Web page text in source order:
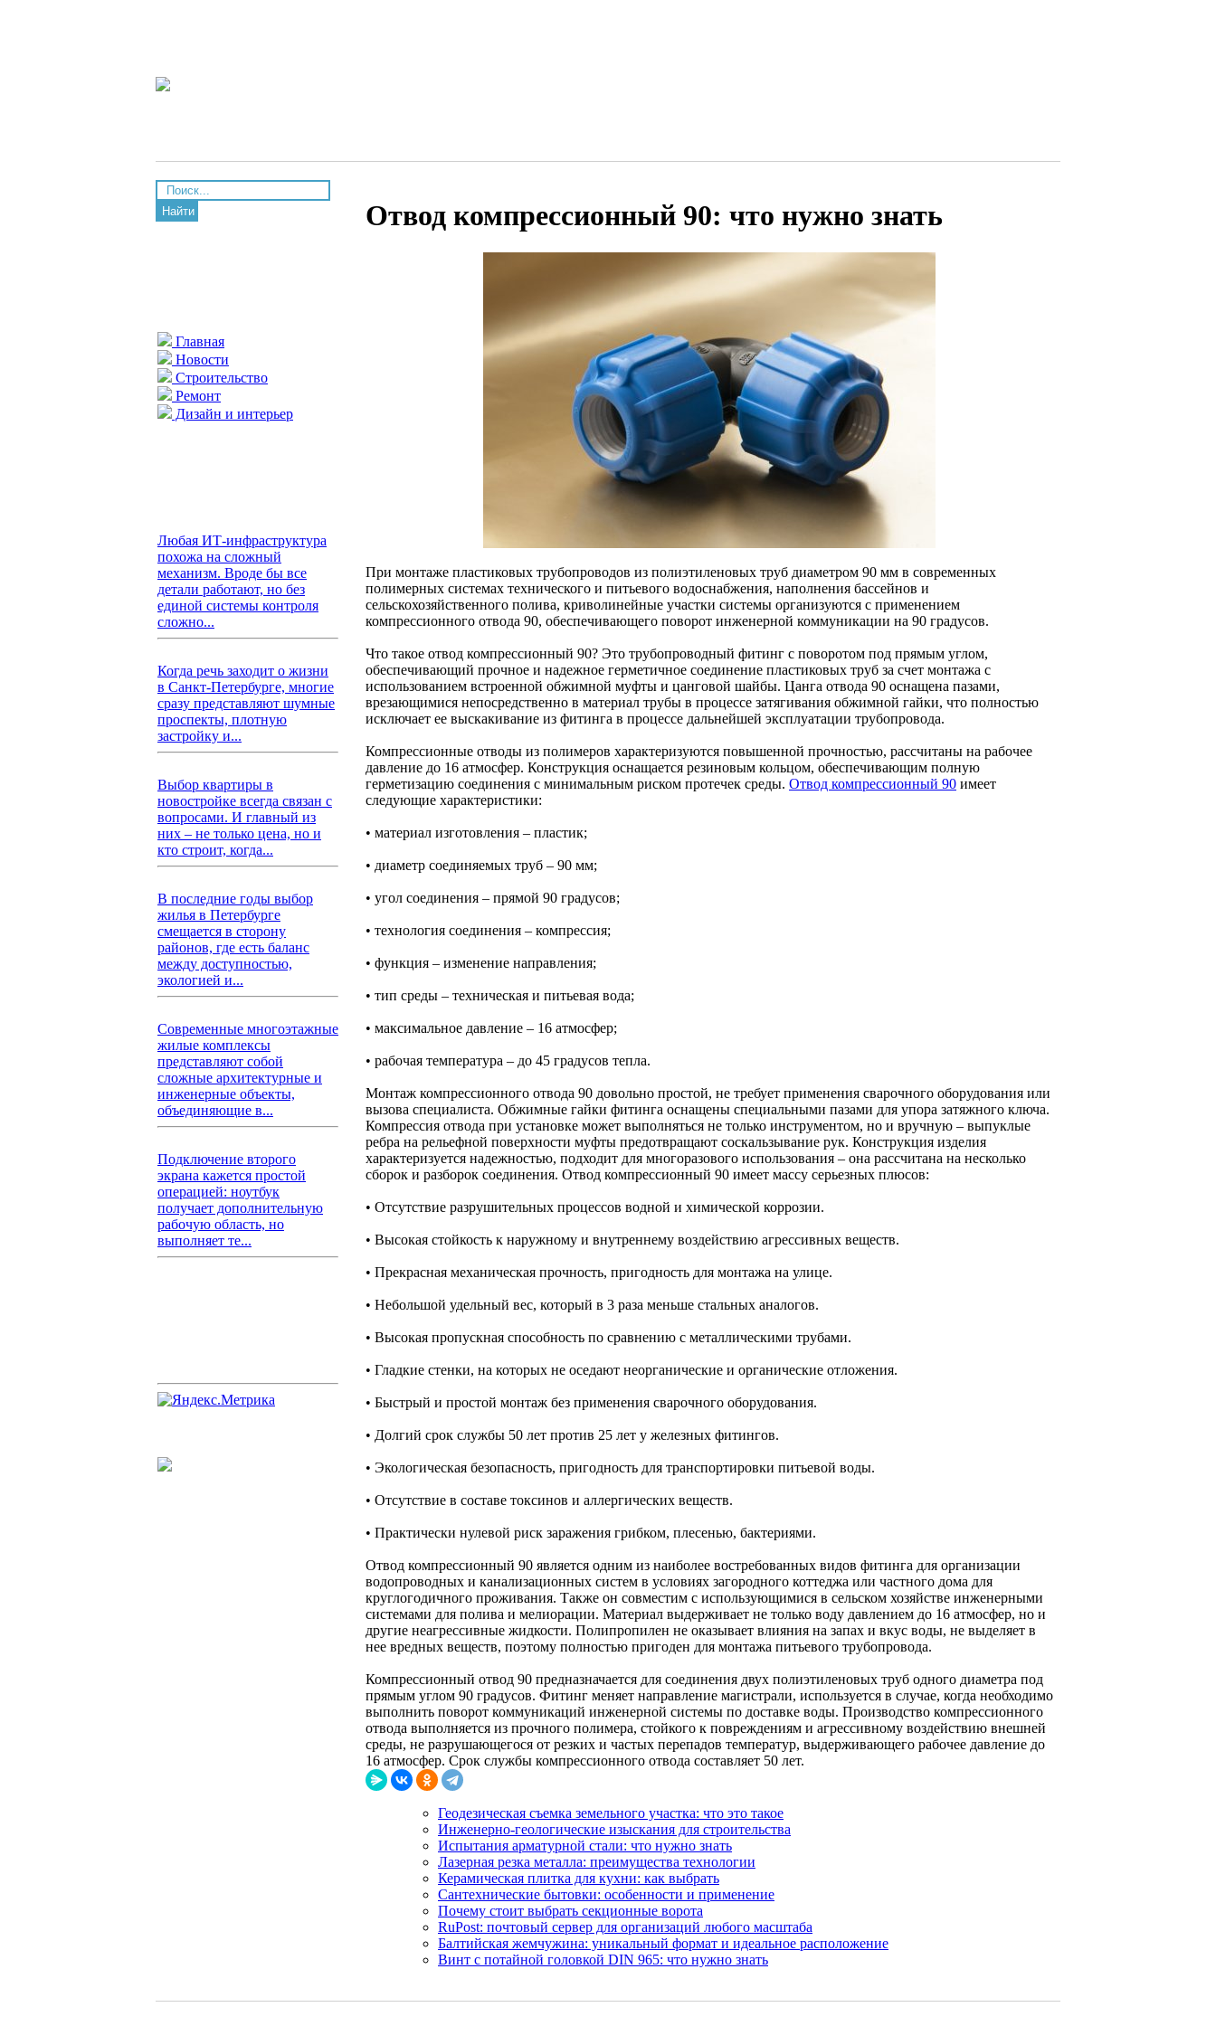
Найти
Главная
Новости
Строительство
Ремонт
Дизайн и интерьер
Любая ИТ-инфраструктура
похожа на сложный
механизм. Вроде бы все
детали работают, но без
единой системы контроля
сложно...
Когда речь заходит о жизни
в Санкт-Петербурге, многие
сразу представляют шумные
проспекты, плотную
застройку и...
Выбор квартиры в
новостройке всегда связан с
вопросами. И главный из
них – не только цена, но и
кто строит, когда...
В последние годы выбор
жилья в Петербурге
смещается в сторону
районов, где есть баланс
между доступностью,
экологией и...
Современные многоэтажные
жилые комплексы
представляют собой
сложные архитектурные и
инженерные объекты,
объединяющие в...
Подключение второго
экрана кажется простой
операцией: ноутбук
получает дополнительную
рабочую область, но
выполняет те...
Отвод компрессионный 90: что нужно знать
При монтаже пластиковых трубопроводов из полиэтиленовых труб диаметром 90 мм в современных
полимерных системах технического и питьевого водоснабжения, наполнения бассейнов и
сельскохозяйственного полива, криволинейные участки системы организуются с применением
компрессионного отвода 90, обеспечивающего поворот инженерной коммуникации на 90 градусов.
Что такое отвод компрессионный 90? Это трубопроводный фитинг с поворотом под прямым углом,
обеспечивающий прочное и надежное герметичное соединение пластиковых труб за счет монтажа с
использованием встроенной обжимной муфты и цанговой шайбы. Цанга отвода 90 оснащена пазами,
врезающимися непосредственно в материал трубы в процессе затягивания обжимной гайки, что полностью
исключает ее выскакивание из фитинга в процессе дальнейшей эксплуатации трубопровода.
Компрессионные отводы из полимеров характеризуются повышенной прочностью, рассчитаны на рабочее
давление до 16 атмосфер. Конструкция оснащается резиновым кольцом, обеспечивающим полную
герметизацию соединения с минимальным риском протечек среды. Отвод компрессионный 90 имеет
следующие характеристики:
• материал изготовления – пластик;
• диаметр соединяемых труб – 90 мм;
• угол соединения – прямой 90 градусов;
• технология соединения – компрессия;
• функция – изменение направления;
• тип среды – техническая и питьевая вода;
• максимальное давление – 16 атмосфер;
• рабочая температура – до 45 градусов тепла.
Монтаж компрессионного отвода 90 довольно простой, не требует применения сварочного оборудования или
вызова специалиста. Обжимные гайки фитинга оснащены специальными пазами для упора затяжного ключа.
Компрессия отвода при установке может выполняться не только инструментом, но и вручную – выпуклые
ребра на рельефной поверхности муфты предотвращают соскальзывание рук. Конструкция изделия
характеризуется надежностью, подходит для многоразового использования – она рассчитана на несколько
сборок и разборок соединения. Отвод компрессионный 90 имеет массу серьезных плюсов:
• Отсутствие разрушительных процессов водной и химической коррозии.
• Высокая стойкость к наружному и внутреннему воздействию агрессивных веществ.
• Прекрасная механическая прочность, пригодность для монтажа на улице.
• Небольшой удельный вес, который в 3 раза меньше стальных аналогов.
• Высокая пропускная способность по сравнению с металлическими трубами.
• Гладкие стенки, на которых не оседают неорганические и органические отложения.
• Быстрый и простой монтаж без применения сварочного оборудования.
• Долгий срок службы 50 лет против 25 лет у железных фитингов.
• Экологическая безопасность, пригодность для транспортировки питьевой воды.
• Отсутствие в составе токсинов и аллергических веществ.
• Практически нулевой риск заражения грибком, плесенью, бактериями.
Отвод компрессионный 90 является одним из наиболее востребованных видов фитинга для организации
водопроводных и канализационных систем в условиях загородного коттеджа или частного дома для
круглогодичного проживания. Также он совместим с использующимися в сельском хозяйстве инженерными
системами для полива и мелиорации. Материал выдерживает не только воду давлением до 16 атмосфер, но и
другие неагрессивные жидкости. Полипропилен не оказывает влияния на запах и вкус воды, не выделяет в
нее вредных веществ, поэтому полностью пригоден для монтажа питьевого трубопровода.
Компрессионный отвод 90 предназначается для соединения двух полиэтиленовых труб одного диаметра под
прямым углом 90 градусов. Фитинг меняет направление магистрали, используется в случае, когда необходимо
выполнить поворот коммуникаций инженерной системы по доставке воды. Производство компрессионного
отвода выполняется из прочного полимера, стойкого к повреждениям и агрессивному воздействию внешней
среды, не разрушающегося от резких и частых перепадов температур, выдерживающего рабочее давление до
16 атмосфер. Срок службы компрессионного отвода составляет 50 лет.
Геодезическая съемка земельного участка: что это такое
Инженерно-геологические изыскания для строительства
Испытания арматурной стали: что нужно знать
Лазерная резка металла: преимущества технологии
Керамическая плитка для кухни: как выбрать
Сантехнические бытовки: особенности и применение
Почему стоит выбрать секционные ворота
RuPost: почтовый сервер для организаций любого масштаба
Балтийская жемчужина: уникальный формат и идеальное расположение
Винт с потайной головкой DIN 965: что нужно знать